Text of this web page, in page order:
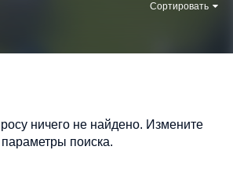
Сортировать
ничего не найдено. Измените
параметры поиска.